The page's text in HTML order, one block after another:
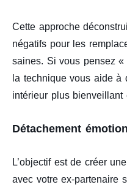
Cette approche
négatifs pour les
saines. Si vous pensez
la technique vous aide à
intérieur plus bienveillant
Détachement
L’objectif est de créer
avec votre ex-partenaire